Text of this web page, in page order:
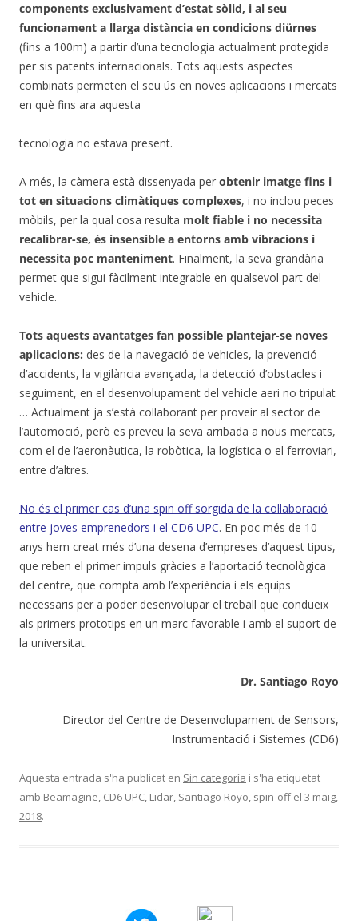
components exclusivament d’estat sòlid, i al seu
funcionament a llarga distància en condicions diürnes
(fins a 100m) a partir d’una tecnologia actualment protegida
per sis patents internacionals. Tots aquests aspectes
combinats permeten el seu ús en noves aplicacions i mercats
en què fins ara aquesta
tecnologia no estava present.
A més, la càmera està dissenyada per obtenir imatge fins i
tot en situacions climàtiques complexes, i no inclou peces
mòbils, per la qual cosa resulta molt fiable i no necessita
recalibrar-se, és insensible a entorns amb vibracions i
necessita poc manteniment. Finalment, la seva grandària
permet que sigui fàcilment integrable en qualsevol part del
vehicle.
Tots aquests avantatges fan possible plantejar-se noves
aplicacions: des de la navegació de vehicles, la prevenció
d’accidents, la vigilància avançada, la detecció d’obstacles i
seguiment, en el desenvolupament del vehicle aeri no tripulat
… Actualment ja s’està col·laborant per proveir al sector de
l’automoció, però es preveu la seva arribada a nous mercats,
com el de l’aeronàutica, la robòtica, la logística o el ferroviari,
entre d’altres.
No és el primer cas d’una spin off sorgida de la col·laboració
entre joves emprenedors i el CD6 UPC. En poc més de 10
anys hem creat més d’una desena d’empreses d’aquest tipus,
que reben el primer impuls gràcies a l’aportació tecnològica
del centre, que compta amb l’experiència i els equips
necessaris per a poder desenvolupar el treball que condueix
als primers prototips en un marc favorable i amb el suport de
la universitat.
Dr. Santiago Royo
Director del Centre de Desenvolupament de Sensors,
Instrumentació i Sistemes (CD6)
Aquesta entrada s'ha publicat en Sin categoría i s'ha etiquetat
amb Beamagine, CD6 UPC, Lidar, Santiago Royo, spin-offel 3 maig,
2018.